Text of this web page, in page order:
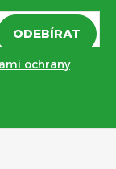
ochrany
ODEBÍRAT